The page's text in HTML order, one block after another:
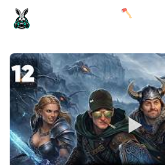
Тайна трёх сундуков 🪓 Valheim